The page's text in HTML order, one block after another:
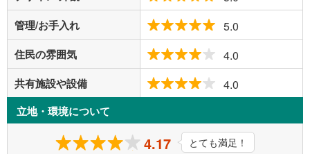
管理/お手入れ 5.0
住民の雰囲気 4.0
共有施設や設備 4.0
立地・環境について
4.17 とても満足！